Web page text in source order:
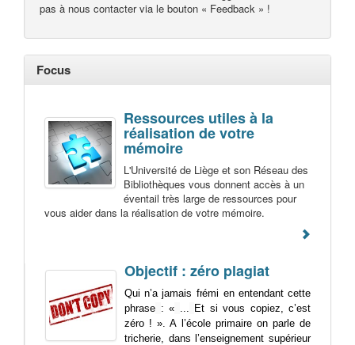
pas à nous contacter via le bouton « Feedback » !
Focus
Ressources utiles à la
réalisation de votre
mémoire
L'Université de Liège et son Réseau des
Bibliothèques vous donnent accès à un
éventail très large de ressources pour
vous aider dans la réalisation de votre mémoire.
Objectif : zéro plagiat
Qui n’a jamais frémi en entendant cette
phrase : « ... Et si vous copiez, c’est
zéro ! ». A l’école primaire on parle de
tricherie, dans l’enseignement supérieur